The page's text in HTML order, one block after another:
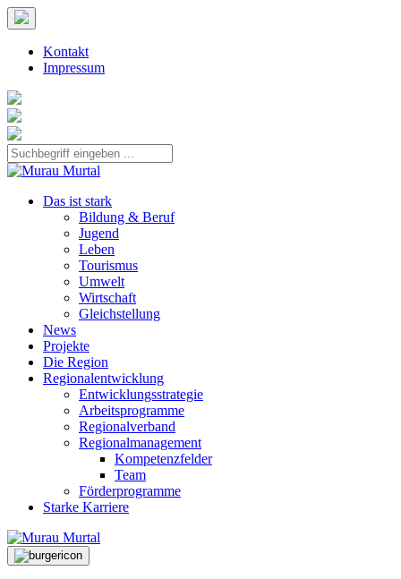
Kontakt
Impressum
Das ist stark
Bildung & Beruf
Jugend
Leben
Tourismus
Umwelt
Wirtschaft
Gleichstellung
News
Projekte
Die Region
Regionalentwicklung
Entwicklungsstrategie
Arbeitsprogramme
Regionalverband
Regionalmanagement
Kompetenzfelder
Team
Förderprogramme
Starke Karriere